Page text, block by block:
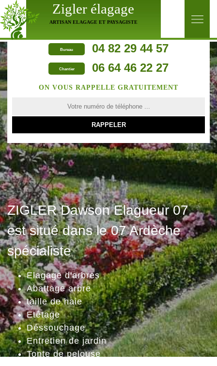
Zigler élagage
ARTISAN ELAGAGE ET PAYSAGISTE
Bureau 04 82 29 44 57
Chantier 06 64 46 22 27
ZIGLER Dawson Elagueur 07
est situé dans le 07 Ardèche
spécialiste
Elagage d'arbres
Abattage arbre
taille de haie
Etêtage
Déssouchage
Entretien de jardin
Tonte de pelouse
ON VOUS RAPPELLE GRATUITEMENT